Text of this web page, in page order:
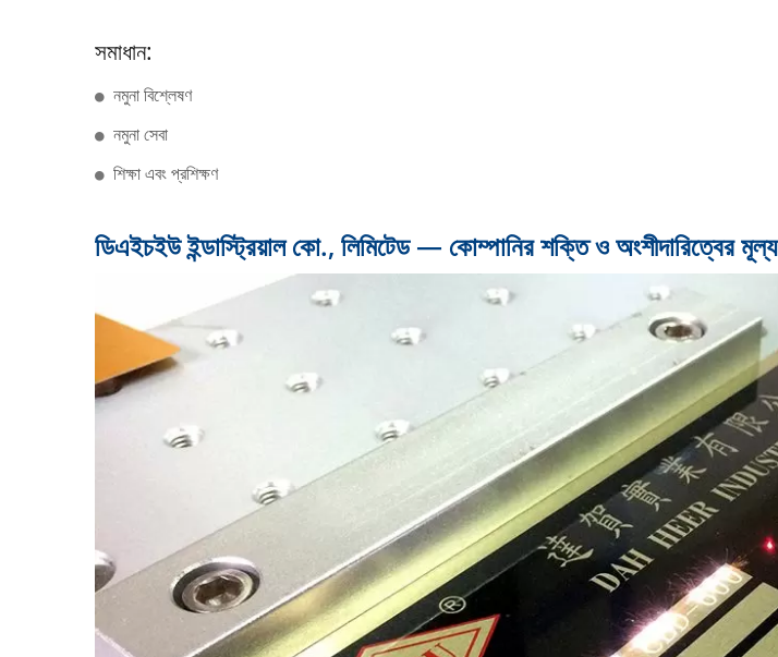
সমাধান:
নমুনা বিশ্লেষণ
নমুনা সেবা
শিক্ষা এবং প্রশিক্ষণ
ডিএইচইউ ইন্ডাস্ট্রিয়াল কো., লিমিটেড — কোম্পানির শক্তি ও অংশীদারিত্বের মূল্য